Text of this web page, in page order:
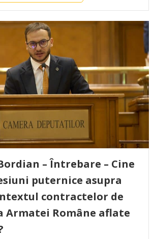
– Întrebare – Cine
puternice asupra
contractelor de
Armatei Române aflate